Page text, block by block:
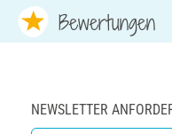
Bewertungen
NEWSLETTER